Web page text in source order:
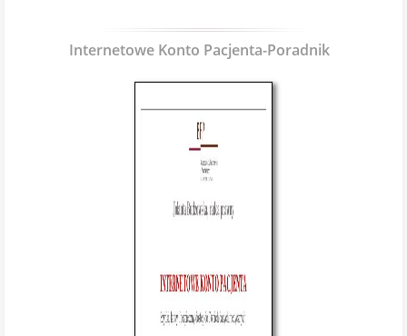
Internetowe Konto Pacjenta-Poradnik